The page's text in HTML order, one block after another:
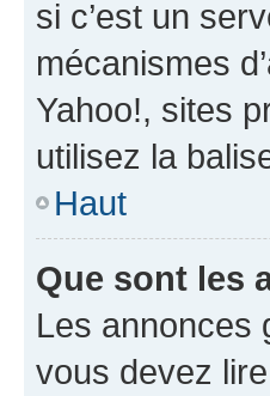
si c’est un
mécanismes
Yahoo!, sites
utilisez la
Haut
Que sont les
Les annonces
vous devez